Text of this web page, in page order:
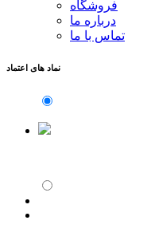
فروشگاه
درباره ما
تماس با ما
نماد های اعتماد